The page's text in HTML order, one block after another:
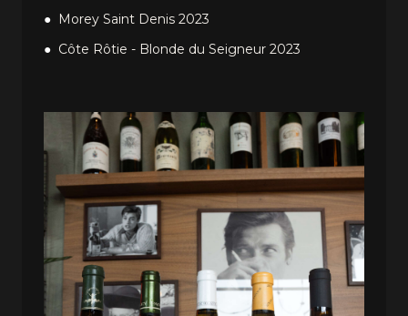
Morey Saint Denis 2023
Côte Rôtie - Blonde du Seigneur 2023